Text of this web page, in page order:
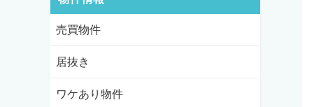
売買物件
居抜き
ワケあり物件